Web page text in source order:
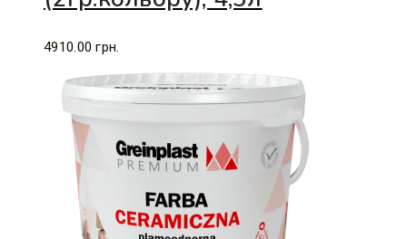
4910.00 грн.